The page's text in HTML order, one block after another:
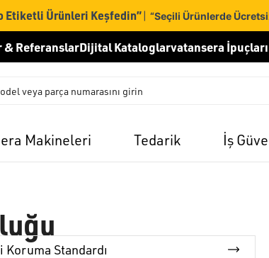
Etiketli Ürünleri Keşfedin”| “Seçili Ürünlerde
& ReferanslarDijital Kataloglarvatansera İpuçları
Makineleri Tedarik İş
Koruma Standardı